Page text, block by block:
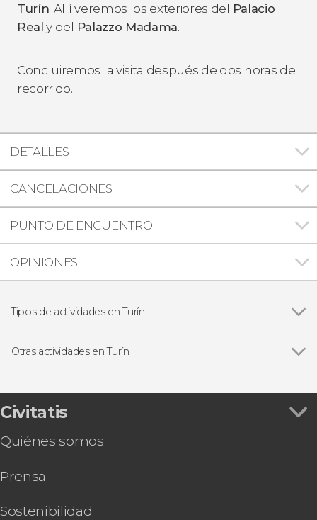
Turín. Allí veremos los exteriores del Palacio
Real y del Palazzo Madama.
Concluiremos la visita después de dos horas de
recorrido.
DETALLES
CANCELACIONES
PUNTO DE ENCUENTRO
OPINIONES
Tipos de actividades en Turín
Otras actividades en Turín
Torino + Piemonte Card
Tour en bicicleta por Turín
Royal Pass Turín y Piamonte
Entrada al Museo de la Juventus
Tour por los subterráneos de Turín
Civitatis
Quiénes somos
Prensa
Sostenibilidad